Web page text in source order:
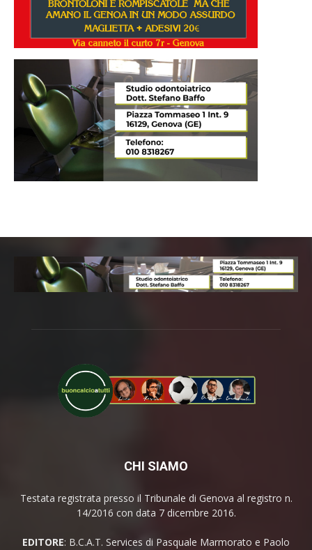
CHI SIAMO
Testata registrata presso il Tribunale di Genova al registro n.
14/2016 con data 7 dicembre 2016.
EDITORE: B.C.A.T. Services di Pasquale Marmorato e Paolo